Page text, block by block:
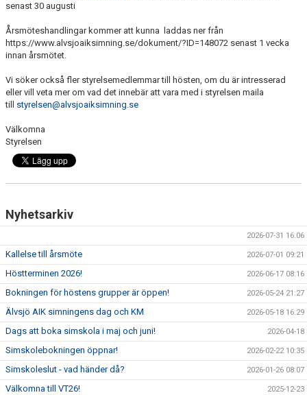
senast 30 augusti
Årsmöteshandlingar kommer att kunna laddas ner från
https://www.alvsjoaiksimning.se/dokument/?ID=148072 senast 1 vecka
innan årsmötet.
Vi söker också fler styrelsemedlemmar till hösten, om du är intresserad
eller vill veta mer om vad det innebär att vara med i styrelsen maila
till styrelsen@alvsjoaiksimning.se
Välkomna
Styrelsen
Nyhetsarkiv
2026-07-31 16:06
Kallelse till årsmöte 2026-07-01 09:21
Höstterminen 2026! 2026-06-17 08:16
Bokningen för höstens grupper är öppen! 2026-05-24 21:27
Älvsjö AIK simningens dag och KM 2026-05-18 16:29
Dags att boka simskola i maj och juni! 2026-04-18
Simskolebokningen öppnar! 2026-02-22 10:35
Simskoleslut - vad händer då? 2026-01-26 08:07
Välkomna till VT26! 2025-12-23